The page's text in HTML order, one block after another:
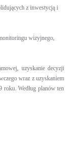
z inwestycją i
wizyjnego,
uzyskanie decyzji
wraz z uzyskaniem
roku. Według planów ten